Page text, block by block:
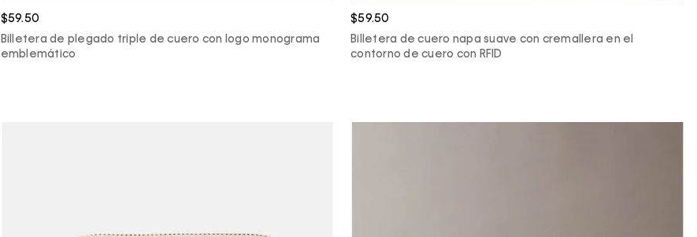
$59.50
Billetera de plegado triple de cuero con logo monograma
emblemático
$59.50
Billetera de cuero napa suave con cremallera en el
contorno de cuero con RFID